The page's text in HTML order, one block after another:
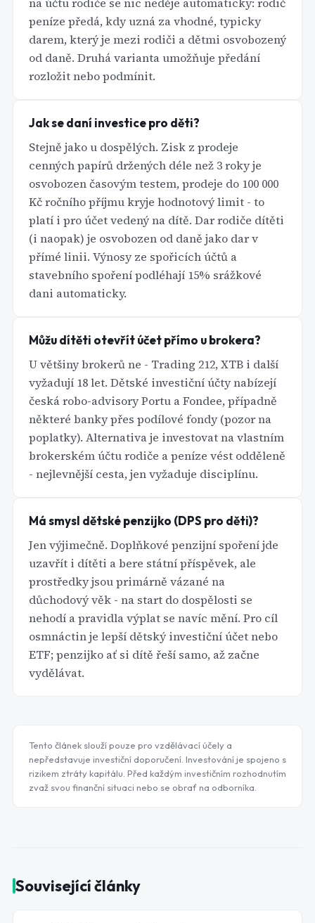
peníze předá, kdy uzná za vhodné, typicky
darem, který je mezi rodiči a dětmi osvobozený
od daně. Druhá varianta umožňuje předání
rozložit nebo podmínit.
Jak se daní investice pro děti?
Stejně jako u dospělých. Zisk z prodeje
cenných papírů držených déle než 3 roky je
osvobozen časovým testem, prodeje do 100 000
Kč ročního příjmu kryje hodnotový limit - to
platí i pro účet vedený na dítě. Dar rodiče dítěti
(i naopak) je osvobozen od daně jako dar v
přímé linii. Výnosy ze spořicích účtů a
stavebního spoření podléhají 15% srážkové
dani automaticky.
Můžu dítěti otevřít účet přímo u brokera?
U většiny brokerů ne - Trading 212, XTB i další
vyžadují 18 let. Dětské investiční účty nabízejí
česká robo-advisory Portu a Fondee, případně
některé banky přes podílové fondy (pozor na
poplatky). Alternativa je investovat na vlastním
brokerském účtu rodiče a peníze vést odděleně
- nejlevnější cesta, jen vyžaduje disciplínu.
Má smysl dětské penzijko (DPS pro děti)?
Jen výjimečně. Doplňkové penzijní spoření jde
uzavřít i dítěti a bere státní příspěvek, ale
prostředky jsou primárně vázané na
důchodový věk - na start do dospělosti se
nehodí a pravidla výplat se navíc mění. Pro cíl
osmnáctin je lepší dětský investiční účet nebo
ETF; penzijko ať si dítě řeší samo, až začne
vydělávat.
Tento článek slouží pouze pro vzdělávací účely a
nepředstavuje investiční doporučení. Investování je spojeno s
rizikem ztráty kapitálu. Před každým investičním rozhodnutím
zvaž svou finanční situaci nebo se obrať na odborníka.
Související články